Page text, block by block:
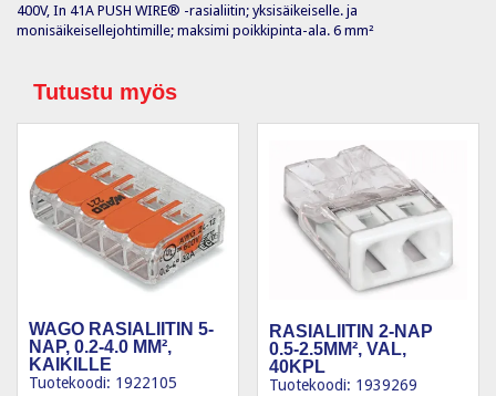
400V, In 41A PUSH WIRE® -rasialiitin; yksisäikeiselle. ja
monisäikeisellejohtimille; maksimi poikkipinta-ala. 6 mm²
Tutustu myös
WAGO RASIALIITIN 5-
NAP, 0.2-4.0 MM²,
KAIKILLE
JOHDINTYYPEILLE
Tuotekoodi: 1922105
RASIALIITIN 2-NAP
0.5-2.5MM², VAL,
40KPL
Tuotekoodi: 1939269